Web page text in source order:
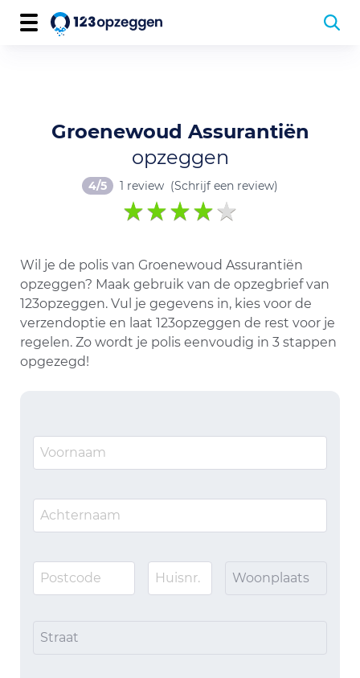
Groenewoud Assurantiën
opzeggen
4/5 1 review (Schrijf een review)
Wil je de polis van Groenewoud Assurantiën
opzeggen? Maak gebruik van de opzegbrief van
123opzeggen. Vul je gegevens in, kies voor de
verzendoptie en laat 123opzeggen de rest voor je
regelen. Zo wordt je polis eenvoudig in 3 stappen
opgezegd!
Woonplaats
Straat